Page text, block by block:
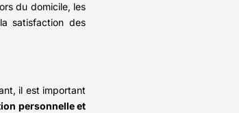
du domicile, les
satisfaction des
il est important
personnelle et